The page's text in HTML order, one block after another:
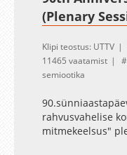
(Plenary
Klipi teostus: UTTV
11465 vaatamist
semiootika
rahvusvahelise
mitmekeelsus"